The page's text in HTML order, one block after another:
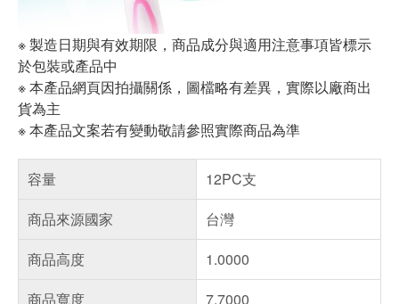
※ 製造日期與有效期限，商品成分與適用注意事項皆標示
於包裝或產品中
※ 本產品網頁因拍攝關係，圖檔略有差異，實際以廠商出
貨為主
※ 本產品文案若有變動敬請參照實際商品為準
容量
12PC支
商品來源國家
台灣
商品高度
1.0000
商品寬度
7.7000